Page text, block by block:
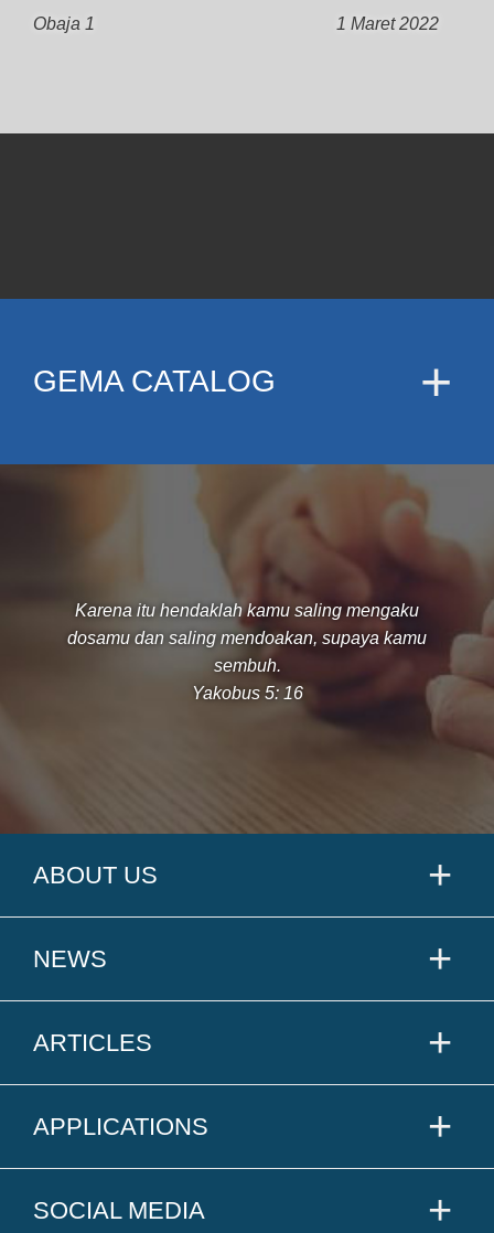
Obaja 1 1 Maret 2022
GEMA CATALOG
Karena itu hendaklah kamu saling mengaku
dosamu dan saling mendoakan, supaya kamu
sembuh.
Yakobus 5: 16
ABOUT US
NEWS
ARTICLES
APPLICATIONS
SOCIAL MEDIA